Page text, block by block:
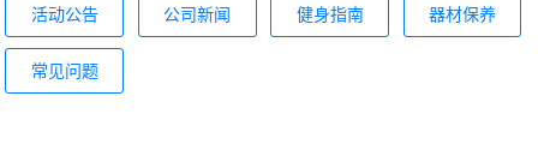
活动公告 公司新闻 健身指南 器材保养
常见问题